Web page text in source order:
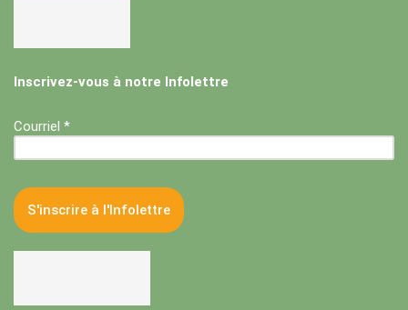
Inscrivez-vous à notre Infolettre
Courriel *